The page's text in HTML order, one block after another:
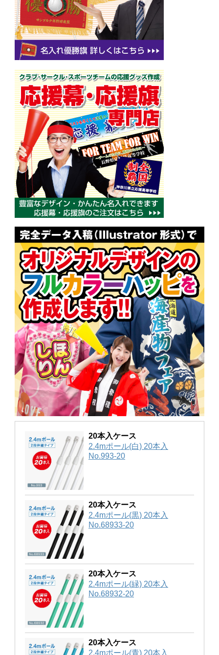
20本入ケース
2.4mポール(白) 20本入
No.993-20
20本入ケース
2.4mポール(黒) 20本入
No.68933-20
20本入ケース
2.4mポール(緑) 20本入
No.68932-20
20本入ケース
2.4mポール(青) 20本入